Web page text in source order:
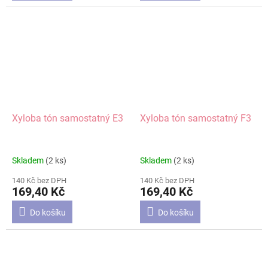
Xyloba tón samostatný E3
Skladem (2 ks)
140 Kč bez DPH
169,40 Kč
Do košíku
Xyloba tón samostatný F3
Skladem (2 ks)
140 Kč bez DPH
169,40 Kč
Do košíku